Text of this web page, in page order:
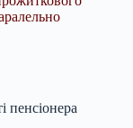
пенсіонера